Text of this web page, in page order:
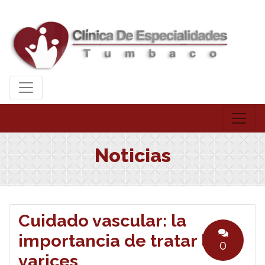
Noticias
Cuidado vascular: la
importancia de tratar las
varices
0